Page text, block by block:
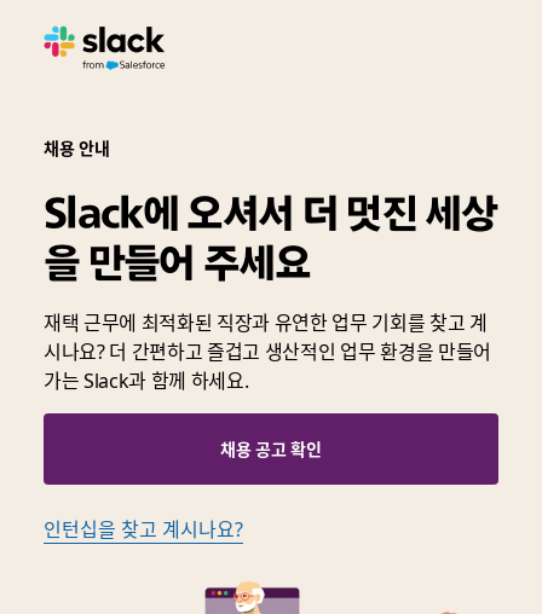
채용 안내
Slack에 오셔서 더 멋진 세상
을 만들어 주세요
재택 근무에 최적화된 직장과 유연한 업무 기회를 찾고 계
시나요? 더 간편하고 즐겁고 생산적인 업무 환경을 만들어
가는 Slack과 함께 하세요.
채용 공고 확인
인턴십을 찾고 계시나요?